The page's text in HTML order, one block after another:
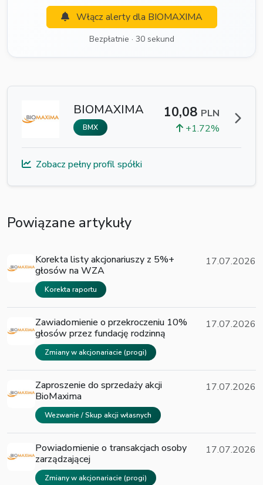
Włącz alerty dla BIOMAXIMA
Bezpłatnie · 30 sekund
BIOMAXIMA
BMX
10,08 PLN
+1.72%
Zobacz pełny profil spółki
Powiązane artykuły
Korekta listy akcjonariuszy z 5%+
głosów na WZA
Korekta raportu
17.07.2026
Zawiadomienie o przekroczeniu 10%
głosów przez fundację rodzinną
Zmiany w akcjonariacie (progi)
17.07.2026
Zaproszenie do sprzedaży akcji
BioMaxima
Wezwanie / Skup akcji własnych
17.07.2026
Powiadomienie o transakcjach osoby
zarządzającej
Zmiany w akcjonariacie (progi)
17.07.2026